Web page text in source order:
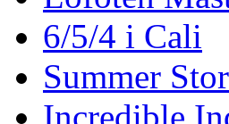
6/5/4 i Cali
Summer